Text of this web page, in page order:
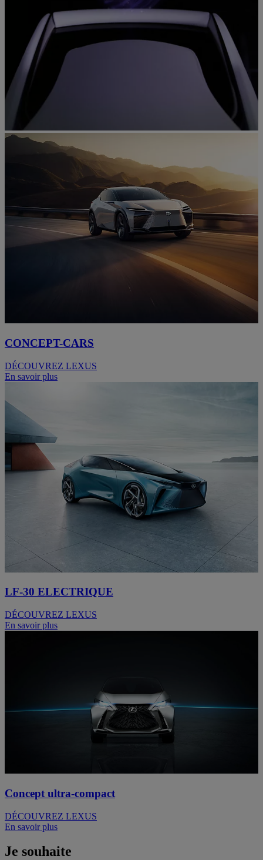
CONCEPT-CARS
DÉCOUVREZ LEXUS
En savoir plus
LF-30 ELECTRIQUE
DÉCOUVREZ LEXUS
En savoir plus
Concept ultra-compact
DÉCOUVREZ LEXUS
En savoir plus
Je souhaite